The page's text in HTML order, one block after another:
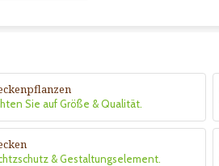
Sie auf Größe & Qualität.
& Gestaltungselement.